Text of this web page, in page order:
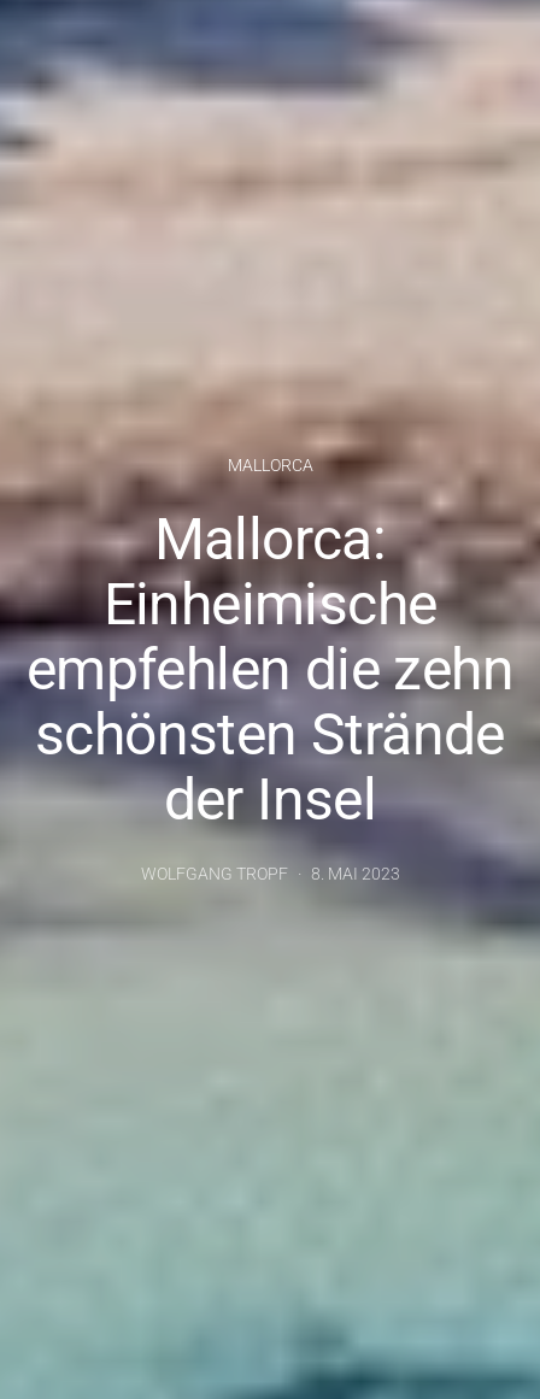
MALLORCA
Mallorca:
Einheimische
empfehlen die zehn
schönsten Strände
der Insel
WOLFGANG TROPF 8. MAI 2023